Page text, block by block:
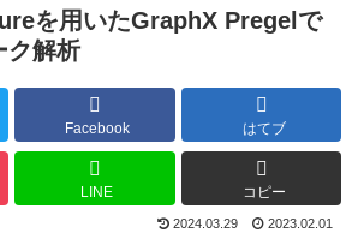
を用いたGraphX Pregelで
ク解析
Facebook はてブ
LINE コピー
2024.03.29 2023.02.01